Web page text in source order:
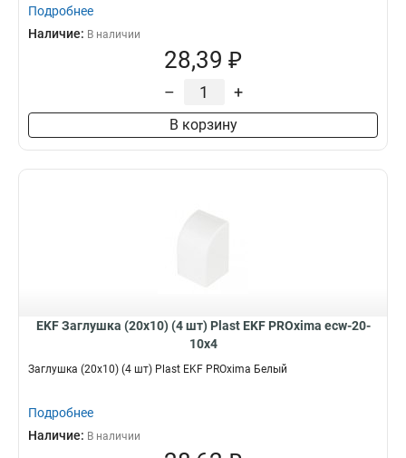
Подробнее
Наличие: В наличии
28,39 ₽
– +
В корзину
EKF Заглушка (20х10) (4 шт) Plast EKF PROxima ecw-20-
10x4
Заглушка (20х10) (4 шт) Plast EKF PROxima Белый
Подробнее
Наличие: В наличии